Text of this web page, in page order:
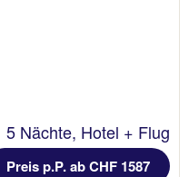
5 Nächte, Hotel + Flug
Preis p.P. ab CHF 1587